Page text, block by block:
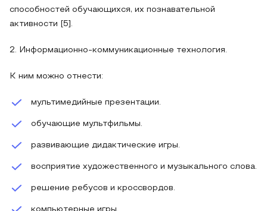
способностей обучающихся, их познавательной
активности [5].
2. Информационно-коммуникационные технология.
К ним можно отнести:
мультимедийные презентации.
обучающие мультфильмы.
развивающие дидактические игры.
восприятие художественного и музыкального слова.
решение ребусов и кроссвордов.